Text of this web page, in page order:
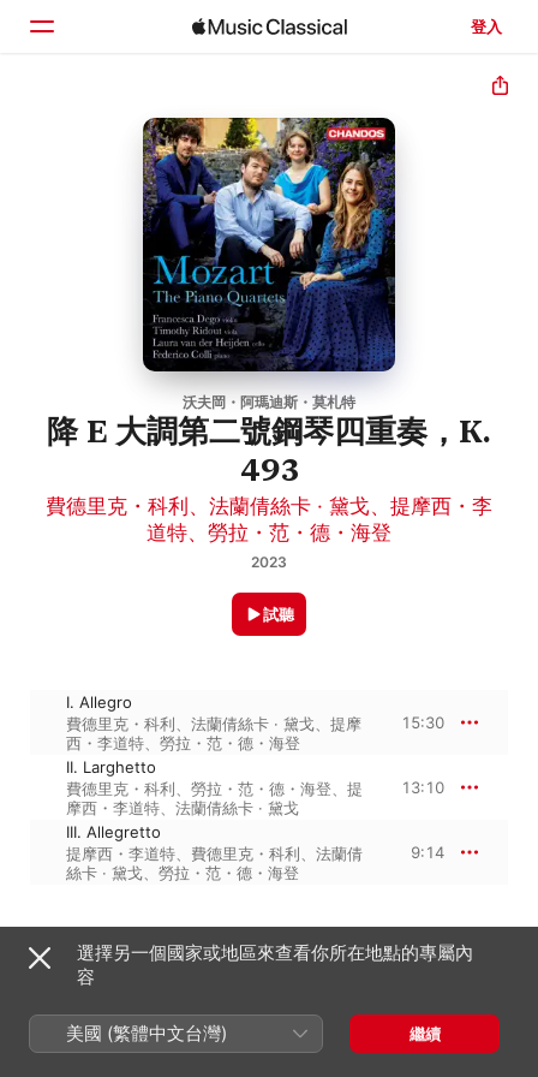
登入
沃夫岡・阿瑪迪斯・莫札特
降 E 大調第二號鋼琴四重奏，K.
493
費德里克・科利、 法蘭倩絲卡 · 黛戈、 提摩西・李
道特、 勞拉・范・德・海登
2023
試聽
I. Allegro
費德里克・科利
法蘭倩絲卡 · 黛戈
提摩
西・李道特
勞拉・范・德・海登
15:30
II. Larghetto
費德里克・科利
勞拉・范・德・海登
提
摩西・李道特
法蘭倩絲卡 · 黛戈
13:10
III. Allegretto
提摩西・李道特
費德里克・科利
法蘭倩
絲卡 · 黛戈
勞拉・范・德・海登
9:14
2023年8月11日
3 首曲目・37 分鐘
℗ 2023 Chandos Records Ltd.
選擇另一個國家或地區來查看你所在地點的專屬內
容
美國 (繁體中文台灣) 繼續